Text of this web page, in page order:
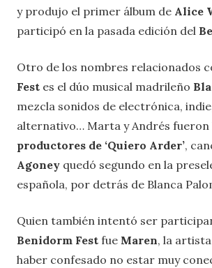
y produjo el primer álbum de Alice
participó en la pasada edición del
Otro de los nombres relacionados
Fest es el dúo musical madrileño
mezcla sonidos de electrónica,
alternativo… Marta y Andrés fueron
productores de ‘Quiero Arder’,
Agoney quedó segundo en la
española, por detrás de Blanca
Quien también intentó ser
Benidorm Fest fue Maren, la
haber confesado no estar muy